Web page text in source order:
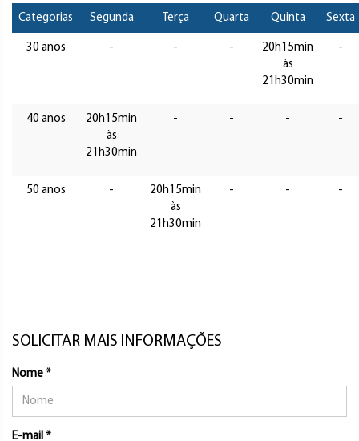
Categorias Segunda Terça Quarta Quinta Sexta
30 anos - - -
20h15min
às
21h30min
-
40 anos
20h15min
às
21h30min
- - - -
50 anos -
20h15min
às
21h30min
- - -
SOLICITAR MAIS INFORMAÇÕES
Nome *
E-mail *